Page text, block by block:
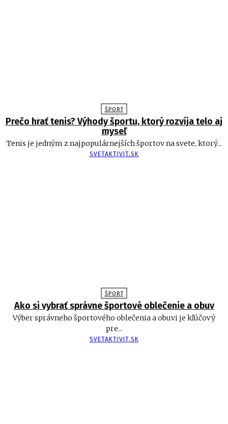
ŠPORT
Prečo hrať tenis? Výhody športu, ktorý rozvíja telo aj
myseľ
Tenis je jedným z najpopulárnejších športov na svete, ktorý...
SVETAKTIVIT.SK
ŠPORT
Ako si vybrať správne športové oblečenie a obuv
Výber správneho športového oblečenia a obuvi je kľúčový
pre...
SVETAKTIVIT.SK